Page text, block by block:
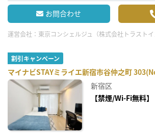
お問合わせ
運営会社： 東京コンシェルジュ（株式会社トラストイ
割引キャンペーン
マイナビSTAYミライエ新宿市谷仲之町
新宿区
【禁煙/Wi-Fi無料】